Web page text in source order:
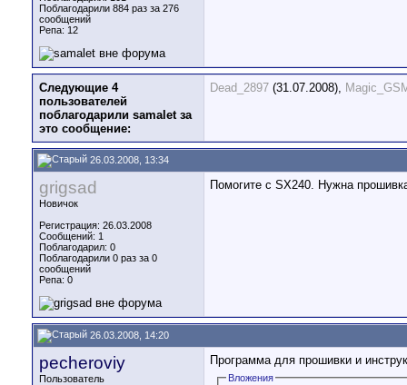
Поблагодарили 884 раз за 276
сообщений
Репа: 12
Следующие 4
пользователей
поблагодарили samalet за
это сообщение:
Dead_2897 (31.07.2008),
26.03.2008, 13:34
grigsad
Новичок
Регистрация: 26.03.2008
Сообщений: 1
Поблагодарил: 0
Поблагодарили 0 раз за 0
сообщений
Репа: 0
Помогите с SX240. Нужна
26.03.2008, 14:20
pecheroviy
Пользователь
Программа для прошивки и
Вложения